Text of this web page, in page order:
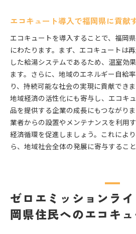
エコキュート導入で福岡県に貢献
エコキュートを導入することで、福岡
にわたります。まず、エコキュートは
した給湯システムであるため、温室効
ます。さらに、地域のエネルギー自給
り、持続可能な社会の実現に貢献でき
地域経済の活性化にも寄与し、エコキ
品を提供する企業の成長にもつながり
業者からの設置やメンテナンスを利用
経済循環を促進しましょう。これによ
ら、地域社会全体の発展に寄与すること
ゼロエミッションラ
岡県住民へのエコキ